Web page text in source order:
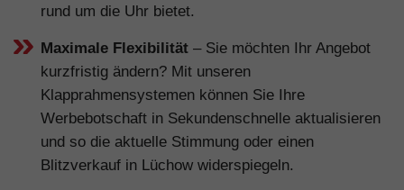
rund um die Uhr bietet.
Maximale Flexibilität – Sie möchten Ihr Angebot
kurzfristig ändern? Mit unseren
Klapprahmensystemen können Sie Ihre
Werbebotschaft in Sekundenschnelle aktualisieren
und so die aktuelle Stimmung oder einen
Blitzverkauf in Lüchow widerspiegeln.